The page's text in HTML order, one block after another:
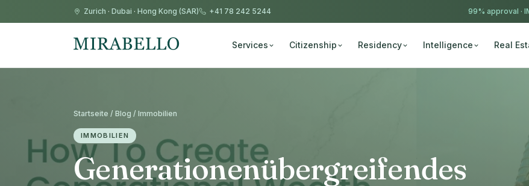
Zurich · Dubai · Hong Kong (SAR) +41 78 242 5244 99% approval ·
Services Citizenship Residency Intelligence Real
Startseite / Blog / Immobilien
IMMOBILIEN
Generationenübergreifendes